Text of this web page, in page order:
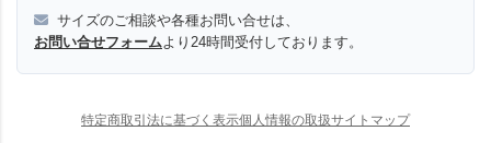
サイズのご相談や各種お問い合せは、
お問い合せフォーム より24時間受付しております。
特定商取引法に基づく表示個人情報の取扱サイトマップ